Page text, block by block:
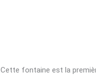
Cette fontaine est la